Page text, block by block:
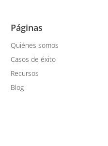
Páginas
Quiénes somos
Casos de éxito
Recursos
Blog